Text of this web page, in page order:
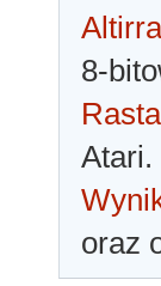
8-
Atari.
oraz